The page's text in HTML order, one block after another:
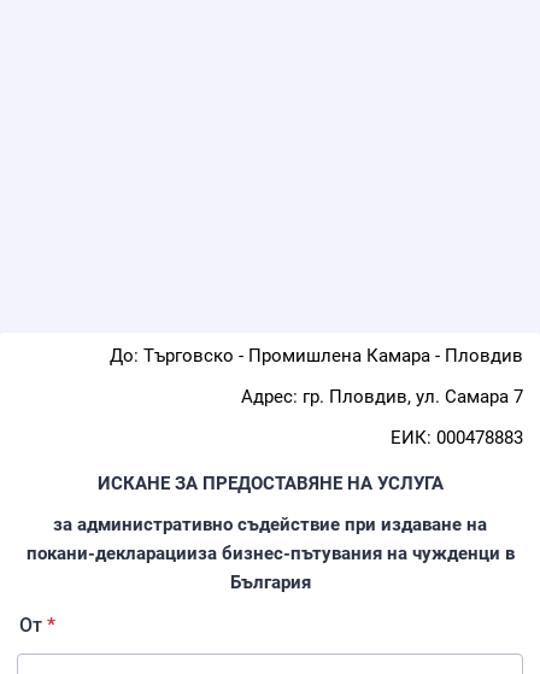
До: Търговско - Промишлена Камара - Пловдив
Адрес: гр. Пловдив, ул. Самара 7
ЕИК: 000478883
ИСКАНЕ ЗА ПРЕДОСТАВЯНЕ НА УСЛУГА
за административно съдействие при издаване на
покани-декларацииза бизнес-пътувания на чужденци в
България
От *